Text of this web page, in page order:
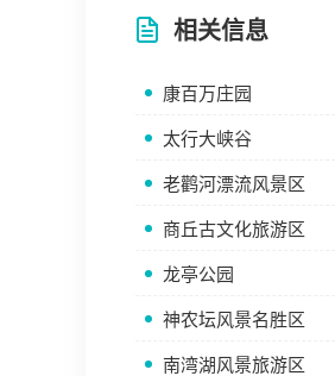
相关信息
康百万庄园
太行大峡谷
老鹳河漂流风景区
商丘古文化旅游区
龙亭公园
神农坛风景名胜区
南湾湖风景旅游区